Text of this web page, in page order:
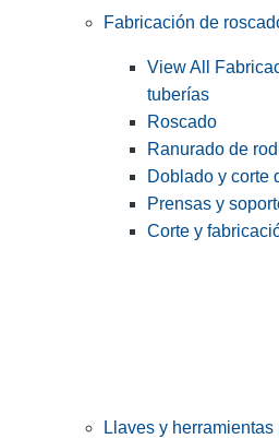
Fabricación de
View All
tuberías
Roscado
Ranurado de
Doblado y corte
Prensas y
Corte y
Llaves y herramientas